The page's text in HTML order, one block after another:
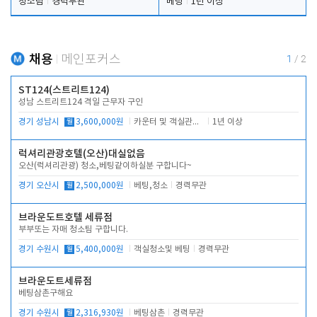
채용 메인포커스 1 / 2
ST124(스트리트124)
성남 스트리트124 격일 근무자 구인
경기 성남시 월 3,600,000원 카운터 및 객실관리 전반 1년 이상
럭셔리관광호텔(오산)대실없음
오산(럭셔리관광) 청소,베팅같이하실분 구합니다~
경기 오산시 월 2,500,000원 베팅,청소 경력무관
브라운도트호텔 세류점
부부또는 자매 청소팀 구합니다.
경기 수원시 월 5,400,000원 객실청소및 베팅 경력무관
브라운도트세류점
베팅삼촌구해요
경기 수원시 월 2,316,930원 베팅삼촌 경력무관